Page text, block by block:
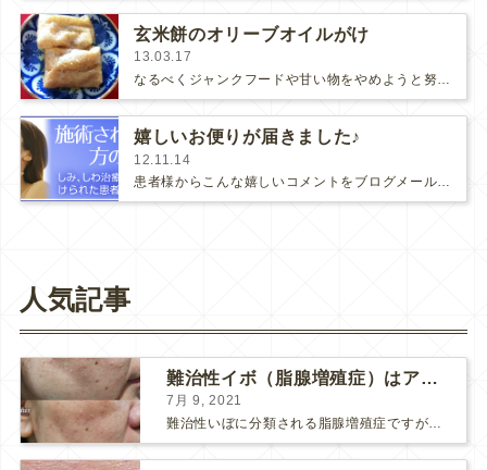
玄米餅のオリーブオイルがけ
13.03.17
なるべくジャンクフードや甘い物をやめようと努力していますが、もともとポテチやおかき、スイーツが大好きでなかなかやめられません…
嬉しいお便りが届きました♪
12.11.14
患者様からこんな嬉しいコメントをブログメールに頂きました。♡ブログランキングワンクリック応援お願いします♡◆◇◆◇◆◇◆◇…
人気記事
難治性イボ（脂腺増殖症）はアグネスAGNESが効果的です！
7月 9, 2021
難治性いぼに分類される脂腺増殖症ですが、脂腺増殖症はAGNESアグネスにとても良く反応して、きれいに治すことができます。 ↑ 脂腺増殖症をアグネスAGNESで３回治療した1ヶ月後の写真です。...